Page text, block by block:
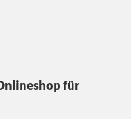
für